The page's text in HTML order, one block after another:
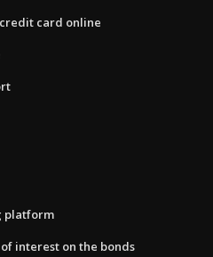
card online
platform
interest on the bonds